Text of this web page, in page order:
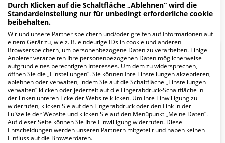
Mehr Informationen
FAQ
Hier ﬁnden Sie häuﬁg gestellte Fragen zu dieser Klinik.
Wie lautet die Adresse von ÄRZTE vorOrt -
MEDI-MVZ Standort Aalen?
Durch Klicken auf die Schaltfläche „Ablehnen“ wird die
Standardeinstellung nur für unbedingt erforderliche cookie
beibehalten.
Wir und unsere Partner speichern und/oder greifen auf Informationen auf
einem Gerät zu, wie z. B. eindeutige IDs in cookie und anderen
Browserspeichern, um personenbezogene Daten zu verarbeiten. Einige
Anbieter verarbeiten Ihre personenbezogenen Daten möglicherweise
aufgrund eines berechtigten Interesses. Um dem zu widersprechen,
öffnen Sie die „Einstellungen“. Sie können Ihre Einstellungen akzeptieren,
ablehnen oder verwalten, indem Sie auf die Schaltfläche „Einstellungen
verwalten“ klicken oder jederzeit auf die Fingerabdruck-Schaltfläche in
der linken unteren Ecke der Website klicken. Um Ihre Einwilligung zu
widerrufen, klicken Sie auf den Fingerabdruck oder den Link in der
Fußzeile der Website und klicken Sie auf den Menüpunkt „Meine Daten“.
Auf dieser Seite können Sie Ihre Einwilligung widerrufen. Diese
Entscheidungen werden unseren Partnern mitgeteilt und haben keinen
Einfluss auf die Browserdaten.